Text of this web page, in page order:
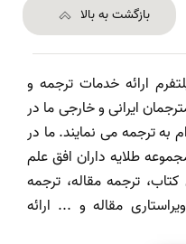
بازگشت به بالا
ارائه خدمات ترجمه و
ایرانی و خارجی ما در
ترجمه می نمایند. ما در
طلایه داران افق علم
ترجمه مقاله، ترجمه
مقاله و ... ارائه